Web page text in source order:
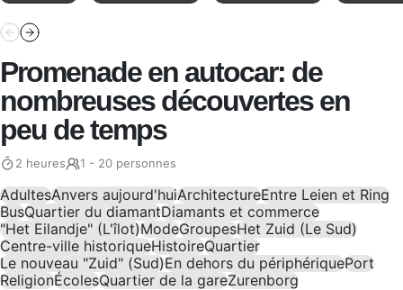
Promenade en autocar: de
nombreuses découvertes en
peu de temps
2 heures 1 - 20 personnes
AdultesAnvers aujourd'huiArchitectureEntre Leien et Ring
BusQuartier du diamantDiamants et commerce
"Het Eilandje" (L'îlot)ModeGroupesHet Zuid (Le Sud)
Centre-ville historiqueHistoireQuartier
Le nouveau "Zuid" (Sud)En dehors du périphériquePort
ReligionÉcolesQuartier de la gareZurenborg